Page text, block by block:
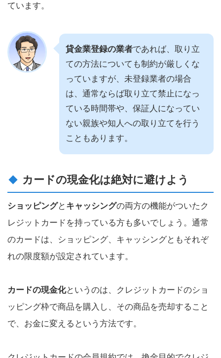
ています。
貸金業登録の業者であれば、取り立
ての方法についても制約が厳しくな
っていますが、未登録業者の場合
は、通常ならば取り立て禁止になっ
ている時間帯や、保証人になってい
ない親族や知人への取り立てを行う
こともあります。
カードの現金化は絶対に避けよう
ショッピングと キャッシングの両方の機能がついたク
レジットカードを持っている方も多いでしょう。通常
のカードは、ショッピング、キャッシングともそれぞ
れの限度額が設定されています。
カードの現金化というのは、クレジットカードのショ
ッピング枠で商品を購入し、その商品を売却すること
で、お金に変えるという方法です。